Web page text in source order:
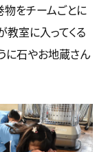
物をチームごとに
教室に入ってくる
に石やお地蔵さん